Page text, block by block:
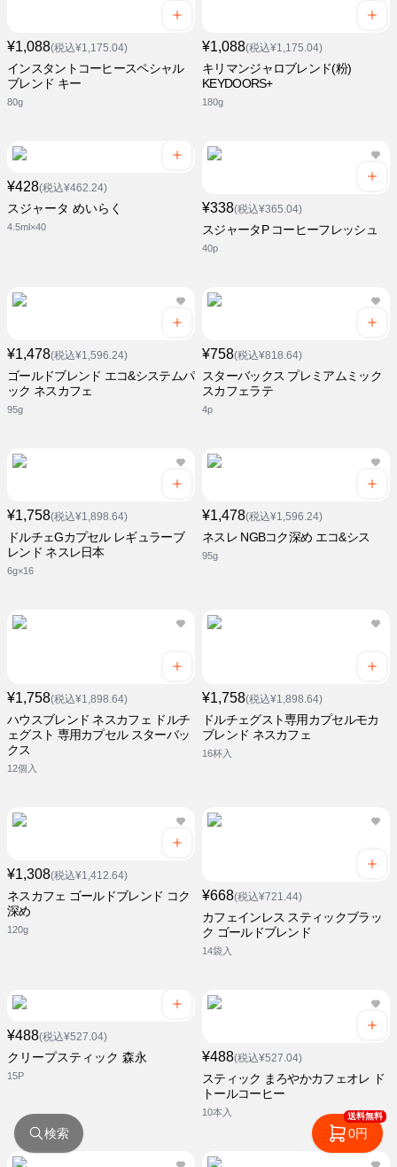
¥1,088(税込¥1,175.04)
インスタントコーヒースペシャル
ブレンド キー
80g
¥1,088(税込¥1,175.04)
キリマンジャロブレンド(粉)
KEYDOORS+
180g
¥428(税込¥462.24)
スジャータ めいらく
4.5ml×40
¥338(税込¥365.04)
スジャータP コーヒーフレッシュ
40p
¥1,478(税込¥1,596.24)
ゴールドブレンド エコ&システムパ
ック ネスカフェ
95g
¥758(税込¥818.64)
スターバックス プレミアムミック
スカフェラテ
4p
¥1,758(税込¥1,898.64)
ドルチェGカプセル レギュラーブ
レンド ネスレ日本
6g×16
¥1,478(税込¥1,596.24)
ネスレ NGBコク深め エコ&シス
95g
¥1,758(税込¥1,898.64)
ハウスブレンド ネスカフェ ドルチ
ェグスト 専用カプセル スターバッ
クス
12個入
¥1,758(税込¥1,898.64)
ドルチェグスト専用カプセルモカ
ブレンド ネスカフェ
16杯入
¥1,308(税込¥1,412.64)
ネスカフェ ゴールドブレンド コク
深め
120g
¥668(税込¥721.44)
カフェインレス スティックブラッ
ク ゴールドブレンド
14袋入
¥488(税込¥527.04)
クリープスティック 森永
15P
¥488(税込¥527.04)
スティック まろやかカフェオレ ド
トールコーヒー
10本入
検索
送料無料
0円